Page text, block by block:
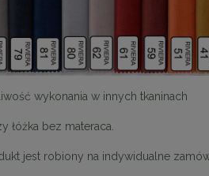
wykonania w innych tkaninach
łóżka bez materaca.
jest robiony na indywidualne